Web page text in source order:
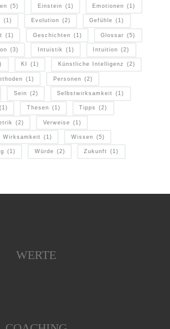
(5) Einstein (1) Emotionen (1)
(1) Evolution (2) Gefühle (1)
(1) Geschichten (1) Glossar (5)
(3) Intuistik (1) Intuition (2)
KI (1) Künstliche Intelligenz (2)
(1) Personen (2)
Sein (2) Selbstwirksamkeit (1)
(1) Thesen (1) Tipps (2)
(2) Verweise (1)
Wirksamkeit (1) Wissen (5)
(1) Würde (2) Zukunft (1)
WERTE